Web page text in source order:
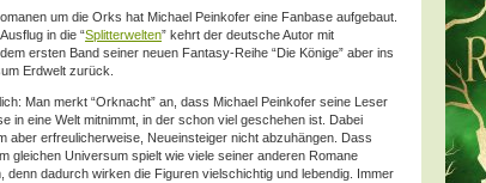
um die Orks hat Michael Peinkofer eine Fanbase aufgebaut.
in die “Splitterwelten” kehrt der deutsche Autor mit
dem ersten Band seiner neuen Fantasy-Reihe “Die Könige” aber ins
Erdwelt zurück.
Man merkt “Orknacht” an, dass Michael Peinkofer seine Leser
in eine Welt mitnimmt, in der schon viel geschehen ist. Dabei
aber erfreulicherweise, Neueinsteiger nicht abzuhängen. Dass
gleichen Universum spielt wie viele seiner anderen Romane
denn dadurch wirken die Figuren vielschichtig und lebendig. Immer